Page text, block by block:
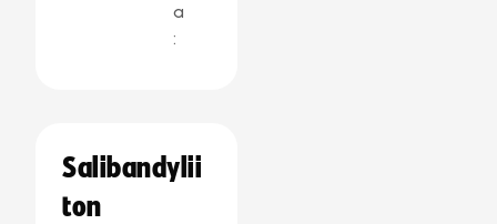
a
:
Salibandylii
ton